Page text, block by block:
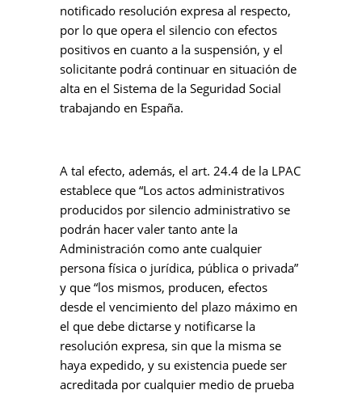
notificado resolución expresa al respecto,
por lo que opera el silencio con efectos
positivos en cuanto a la suspensión, y el
solicitante podrá continuar en situación de
alta en el Sistema de la Seguridad Social
trabajando en España.
A tal efecto, además, el art. 24.4 de la LPAC
establece que “Los actos administrativos
producidos por silencio administrativo se
podrán hacer valer tanto ante la
Administración como ante cualquier
persona física o jurídica, pública o privada”
y que “los mismos, producen, efectos
desde el vencimiento del plazo máximo en
el que debe dictarse y notificarse la
resolución expresa, sin que la misma se
haya expedido, y su existencia puede ser
acreditada por cualquier medio de prueba